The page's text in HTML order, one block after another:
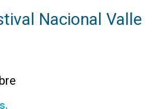
Nacional Valle